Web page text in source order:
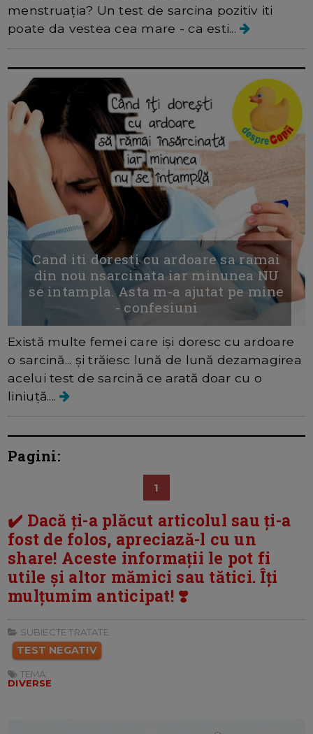
menstruația? Un test de sarcina pozitiv iti
poate da vestea cea mare - ca esti...
Cand iti doresti cu ardoare sa ramai
din nou nsarcinata iar minunea NU
se intampla. Asta m-a ajutat pe mine
- confesiuni
Există multe femei care iși doresc cu ardoare
o sarcină... și trăiesc lună de lună dezamagirea
acelui test de sarcină ce arată doar cu o
liniuță....
Pagini:
1
✔️ Dacă ți-a plăcut articolul sau ți-a
fost de folos, apreciază-l cu un
share! Aceste informații le pot fi
utile și altor mămici sau tătici. Îți
mulțumim anticipat! ❣️
SUBIECTE TRATATE:
TEST NEGATIV
TEMA:
DIVERSE